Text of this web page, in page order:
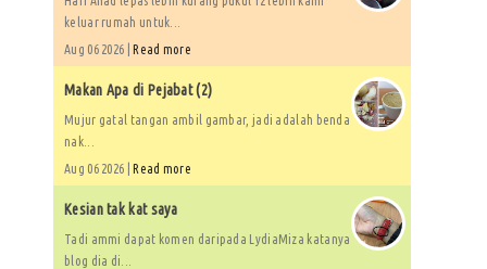
keluar rumah untuk...
Aug 06 2026 |Read more
Makan Apa di Pejabat (2)
Mujur gatal tangan ambil gambar, jadi adalah benda
nak...
Aug 06 2026 |Read more
Kesian tak kat saya
Tadi ammi dapat komen daripada LydiaMiza katanya
blog dia di...